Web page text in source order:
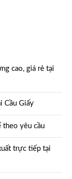
cao, giá rẻ tại
Cầu Giấy
theo yêu cầu
trực tiếp tại